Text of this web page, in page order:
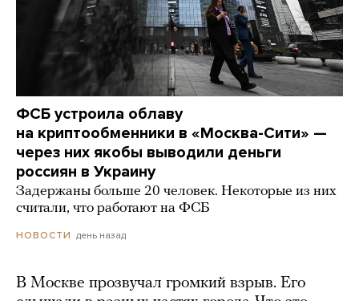
ФСБ устроила облаву
на криптообменники в «Москва-Сити» —
через них якобы выводили деньги
россиян в Украину
Задержаны больше 20 человек. Некоторые из них
считали, что работают на ФСБ
НОВОСТИ день назад
В Москве прозвучал громкий взрыв. Его